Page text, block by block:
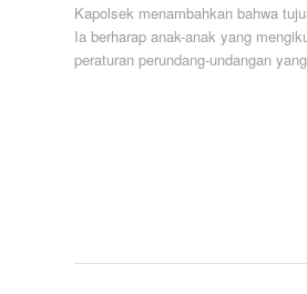
Kapolsek menambahkan bahwa
Ia berharap anak-anak yang
peraturan perundang-undangan